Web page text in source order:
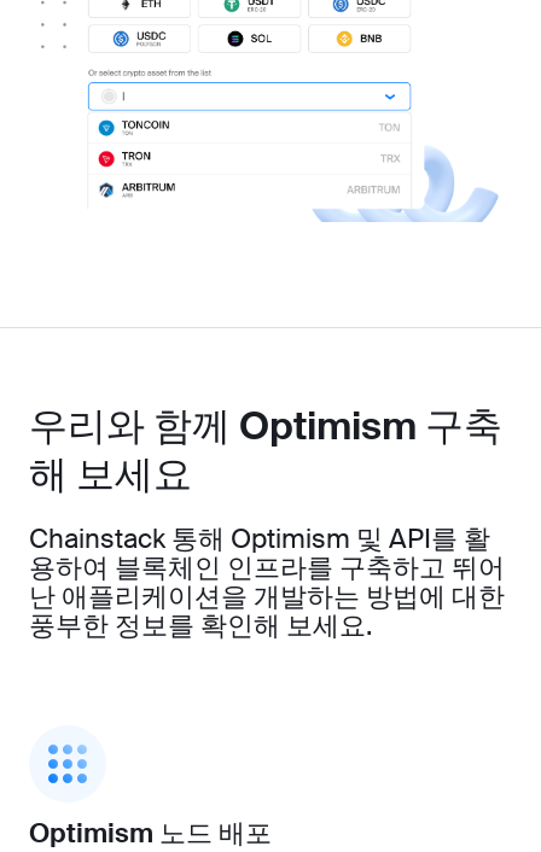
우리와 함께 Optimism 구축
해 보세요
Chainstack 통해 Optimism 및 API를 활
용하여 블록체인 인프라를 구축하고 뛰어
난 애플리케이션을 개발하는 방법에 대한
풍부한 정보를 확인해 보세요.
Optimism 노드 배포